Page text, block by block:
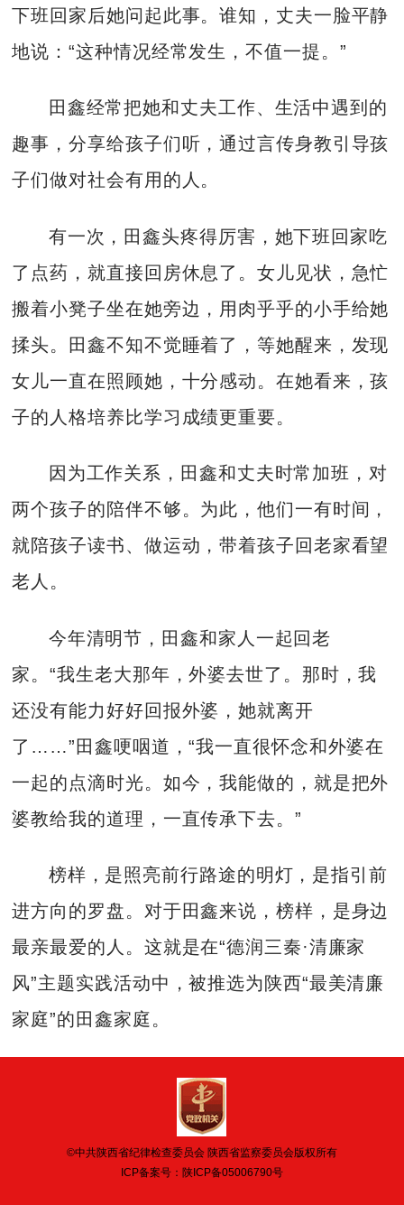
下班回家后她问起此事。谁知，丈夫一脸平静
地说：“这种情况经常发生，不值一提。”
田鑫经常把她和丈夫工作、生活中遇到的
趣事，分享给孩子们听，通过言传身教引导孩
子们做对社会有用的人。
有一次，田鑫头疼得厉害，她下班回家吃
了点药，就直接回房休息了。女儿见状，急忙
搬着小凳子坐在她旁边，用肉乎乎的小手给她
揉头。田鑫不知不觉睡着了，等她醒来，发现
女儿一直在照顾她，十分感动。在她看来，孩
子的人格培养比学习成绩更重要。
因为工作关系，田鑫和丈夫时常加班，对
两个孩子的陪伴不够。为此，他们一有时间，
就陪孩子读书、做运动，带着孩子回老家看望
老人。
今年清明节，田鑫和家人一起回老
家。“我生老大那年，外婆去世了。那时，我
还没有能力好好回报外婆，她就离开
了……”田鑫哽咽道，“我一直很怀念和外婆在
一起的点滴时光。如今，我能做的，就是把外
婆教给我的道理，一直传承下去。”
榜样，是照亮前行路途的明灯，是指引前
进方向的罗盘。对于田鑫来说，榜样，是身边
最亲最爱的人。这就是在“德润三秦·清廉家
风”主题实践活动中，被推选为陕西“最美清廉
家庭”的田鑫家庭。
©中共陕西省纪律检查委员会 陕西省监察委员会版权所有
ICP备案号： 陕ICP备05006790号